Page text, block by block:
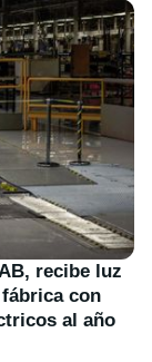
recibe luz
con
al año